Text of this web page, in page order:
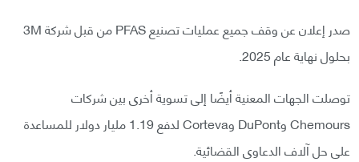
صدر إعلان عن وقف جميع عمليات تصنيع PFAS من قبل شركة 3M
بحلول نهاية عام 2025.
توصلت الجهات المعنية أيضًا إلى تسوية أخرى بين شركات
Chemours وDuPont وCorteva لدفع 1.19 مليار دولار للمساعدة
على حل آلاف الدعاوى القضائية.